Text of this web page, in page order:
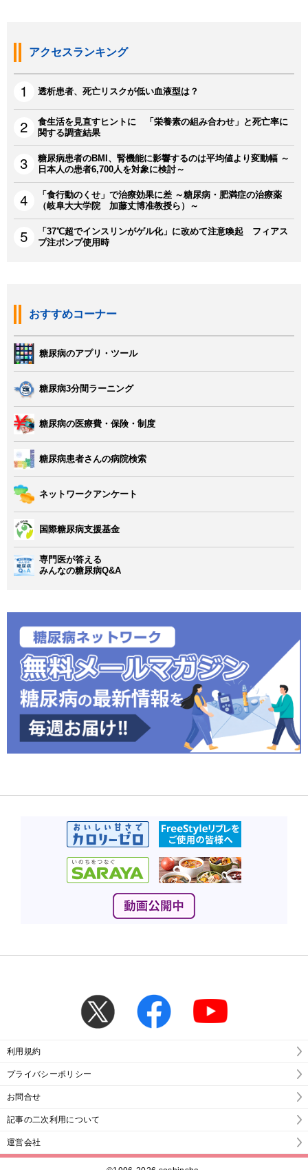
アクセスランキング
透析患者、死亡リスクが低い血液型は？
食生活を見直すヒントに 「栄養素の組み合わせ」と死亡率に
関する調査結果
糖尿病患者のBMI、腎機能に影響するのは平均値より変動幅 ～
日本人の患者6,700人を対象に検討～
「食行動のくせ」で治療効果に差 ～糖尿病・肥満症の治療薬
（岐阜大大学院 加藤丈博准教授ら）～
「37℃超でインスリンがゲル化」に改めて注意喚起 フィアス
プ注ポンプ使用時
おすすめコーナー
糖尿病のアプリ・ツール
糖尿病3分間ラーニング
糖尿病の医療費・保険・制度
糖尿病患者さんの病院検索
ネットワークアンケート
国際糖尿病支援基金
専門医が答える
みんなの糖尿病Q&A
利用規約
プライバシーポリシー
お問合せ
記事の二次利用について
運営会社